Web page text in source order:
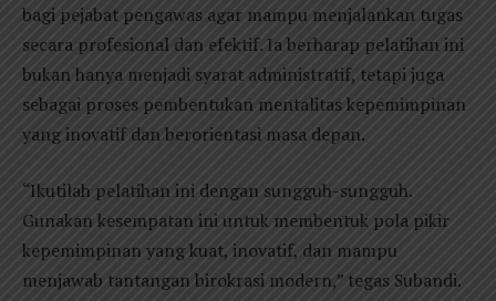
bagi pejabat pengawas agar mampu menjalankan tugas
secara profesional dan efektif. Ia berharap pelatihan ini
bukan hanya menjadi syarat administratif, tetapi juga
sebagai proses pembentukan mentalitas kepemimpinan
yang inovatif dan berorientasi masa depan.
“Ikutilah pelatihan ini dengan sungguh-sungguh.
Gunakan kesempatan ini untuk membentuk pola pikir
kepemimpinan yang kuat, inovatif, dan mampu
menjawab tantangan birokrasi modern,” tegas Subandi.